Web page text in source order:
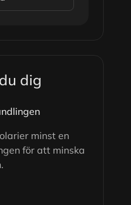
dig
minst en
för att minska